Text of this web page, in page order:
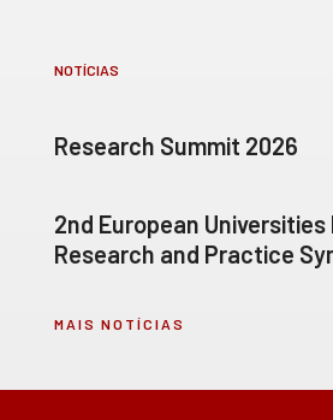
NOTÍCIAS
Research Summit 2026
2nd European
Research and Practice
MAIS NOTÍCIAS